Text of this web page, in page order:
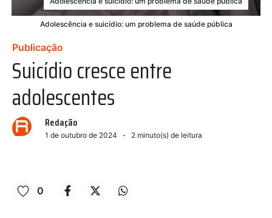
Adolescência e suicídio: um problema de saúde pública
Publicação
Suicídio cresce entre
adolescentes
Redação
1 de outubro de 2024 2 minuto(s) de leitura
0